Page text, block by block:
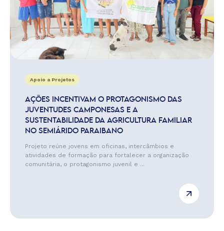
Apoio a Projetos
AÇÕES INCENTIVAM O PROTAGONISMO DAS
JUVENTUDES CAMPONESAS E A
SUSTENTABILIDADE DA AGRICULTURA FAMILIAR
NO SEMIÁRIDO PARAIBANO
Projeto reúne jovens em oficinas, intercâmbios e
atividades de formação para fortalecer a organização
comunitária, o protagonismo juvenil e ...